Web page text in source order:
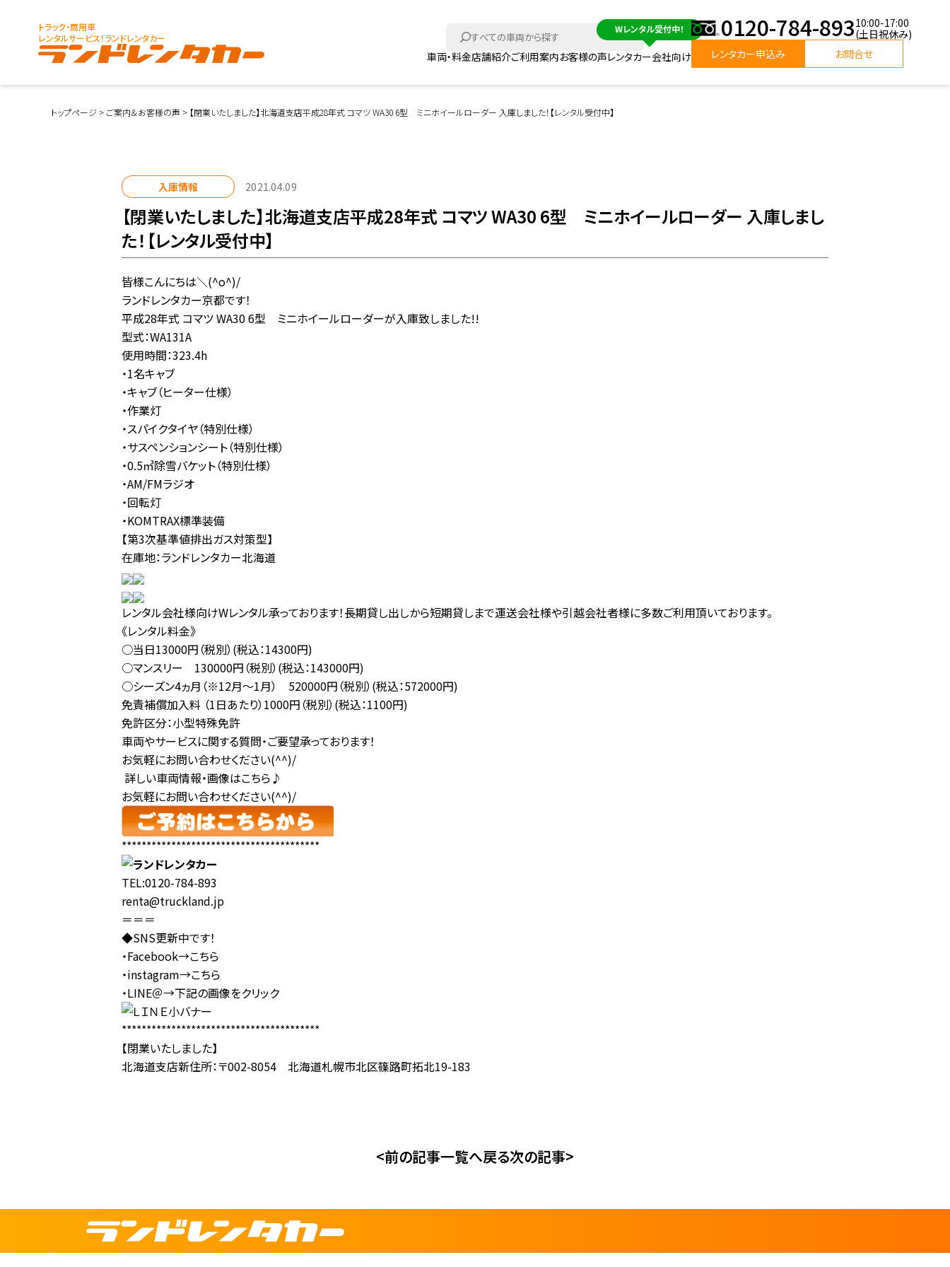
トラック・商用車
レンタルサービス！ランドレンタカー
車両・料金店舗紹介ご利用案内お客様の声レンタカー会社向け
0120-784-89310:00-17:00
(土日祝休み)
レンタカー申込み
お問合せ
トップページ > ご案内＆お客様の声 > 【閉業いたしました】北海道支店平成28年式 コマツ WA30 6型 ミニホイールローダー 入庫しました！【レンタル受付中】
入庫情報 2021.04.09
【閉業いたしました】北海道支店平成28年式 コマツ WA30 6型 ミニホイールローダー 入庫しまし
た！【レンタル受付中】
皆様こんにちは＼(^o^)/
ランドレンタカー京都です！
平成28年式 コマツ WA30 6型 ミニホイールローダーが入庫致しました!!
型式：WA131A
使用時間：323.4h
・1名キャブ
・キャブ（ヒーター仕様）
・作業灯
・スパイクタイヤ（特別仕様）
・サスペンションシート（特別仕様）
・0.5㎥除雪バケット（特別仕様）
・AM/FMラジオ
・回転灯
・KOMTRAX標準装備
【第3次基準値排出ガス対策型】
在庫地：ランドレンタカー北海道
レンタル会社様向けWレンタル承っております！長期貸し出しから短期貸しまで運送会社様や引越会社者様に多数ご利用頂いております。
《レンタル料金》
○当日13000円（税別）(税込：14300円)
○マンスリー 130000円（税別）(税込：143000円)
○シーズン4ヵ月（※12月～1月） 520000円（税別）(税込：572000円)
免責補償加入料 （1日あたり）1000円（税別）(税込：1100円)
免許区分：小型特殊免許
車両やサービスに関する質問・ご要望承っております！
お気軽にお問い合わせください(^^)/
詳しい車両情報・画像はこちら♪
お気軽にお問い合わせください(^^)/
****************************************
TEL:0120-784-893
renta@truckland.jp
＝＝＝
◆SNS更新中です！
・Facebook→こちら
・instagram→こちら
・LINE＠→下記の画像をクリック
****************************************
【閉業いたしました】
北海道支店新住所：〒002-8054 北海道札幌市北区篠路町拓北19-183
<前の記事一覧へ戻る次の記事>